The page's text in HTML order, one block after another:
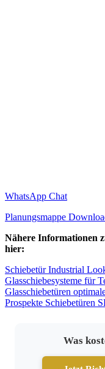
WhatsApp Chat
Planungsmappe
Nähere Informationen
hier:
Schiebetür Industrial
Glasschiebesysteme für
Glasschiebetüren
Prospekte Schiebetüren
Was